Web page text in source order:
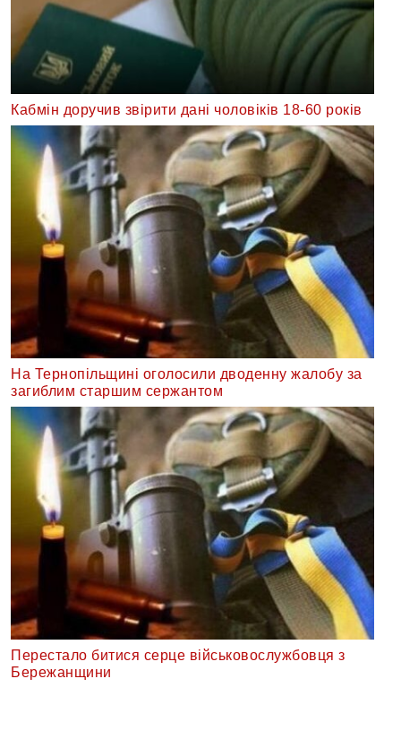
Кабмін доручив звірити дані чоловіків 18-60 років
На Тернопільщині оголосили дводенну жалобу за
загиблим старшим сержантом
Перестало битися серце військовослужбовця з
Бережанщини